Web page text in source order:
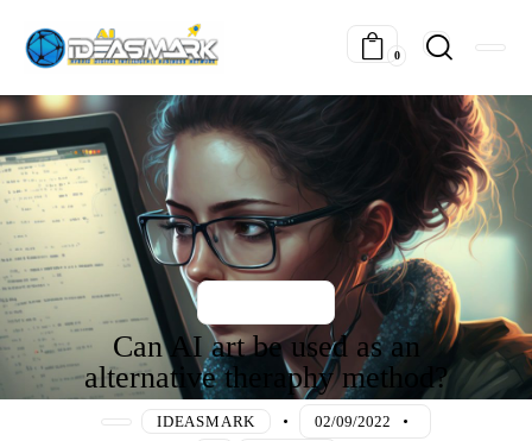
0
Can AI art be used as an
alternative theraphy method?
IDEASMARK
02/09/2022